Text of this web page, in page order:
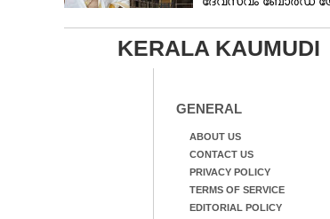
KERALA KAUMUDI
GENERAL
ABOUT US
CONTACT US
PRIVACY POLICY
TERMS OF SERVICE
EDITORIAL POLICY